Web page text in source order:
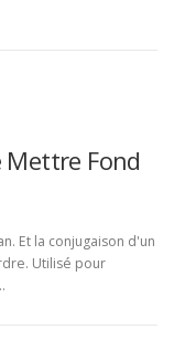
Mettre Fond
Et la conjugaison d'un
Utilisé pour